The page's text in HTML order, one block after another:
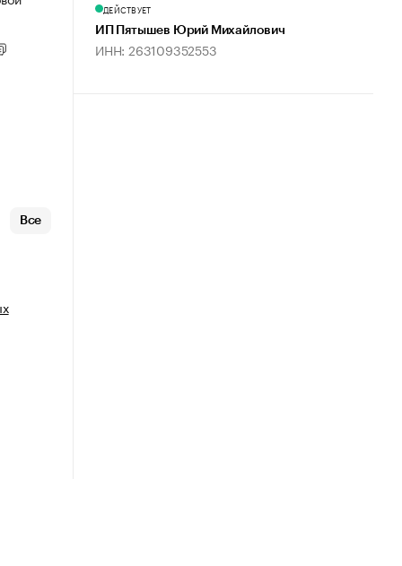
Все
ДЕЙСТВУЕТ
ИП Пятышев Юрий Михайлович
ИНН: 263109352553